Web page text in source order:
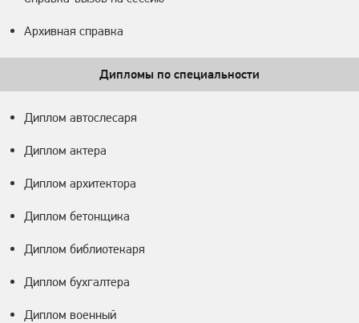
Архивная справка
Дипломы по специальности
Диплом автослесаря
Диплом актера
Диплом архитектора
Диплом бетонщика
Диплом библиотекаря
Диплом бухгалтера
Диплом военный